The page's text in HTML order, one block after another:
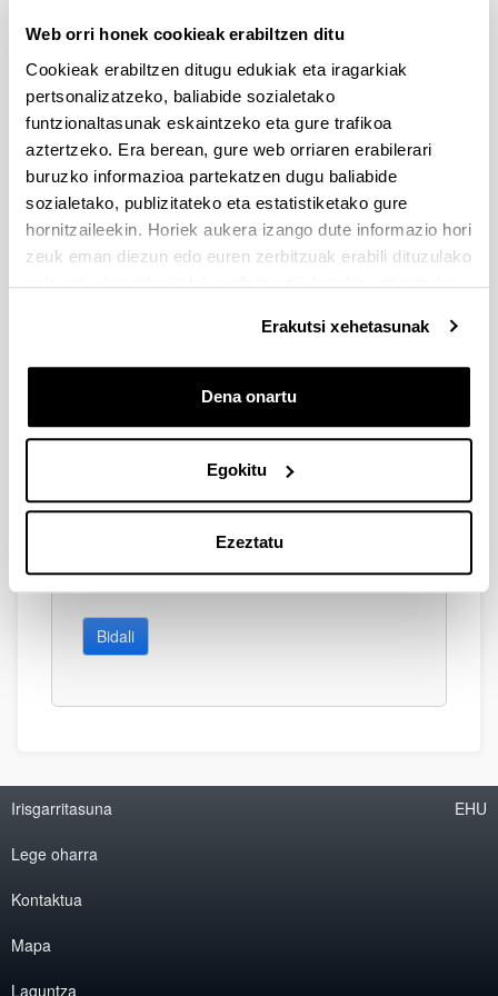
Web orri honek cookieak erabiltzen ditu
Cookieak erabiltzen ditugu edukiak eta iragarkiak
pertsonalizatzeko, baliabide sozialetako
funtzionaltasunak eskaintzeko eta gure trafikoa
aztertzeko. Era berean, gure web orriaren erabilerari
buruzko informazioa partekatzen dugu baliabide
sozialetako, publizitateko eta estatistiketako gure
hornitzaileekin. Horiek aukera izango dute informazio hori
zeuk eman diezun edo euren zerbitzuak erabili dituzulako
eskuratu duten bestelako informazio batekin uztartzeko.
Erakutsi xehetasunak
Dena onartu
Egokitu
Ezeztatu
eskaerak
Idatzi hemen zure iradokizuna edo eskaera
Derrigorrezko eremuak
Bidali
Irisgarritasuna
Lege oharra
Kontaktua
Mapa
Laguntza
EHU